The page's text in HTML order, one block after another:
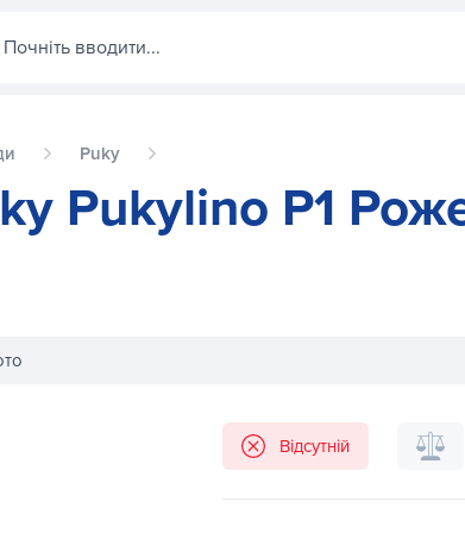
Почніть вводити...
Puky
Pukylino P1
Біговел на колесах Puky Pukylino
Відсутній